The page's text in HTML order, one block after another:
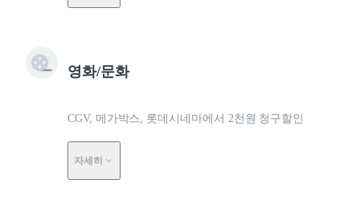
영화/문화
CGV, 메가박스, 롯데시네마에서 2천원 청구할인
자세히